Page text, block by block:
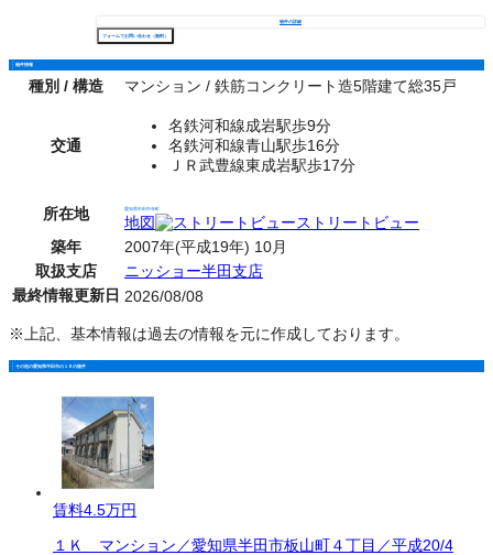
物件の詳細
フォームでお問い合わせ（無料）
物件情報
種別 / 構造 マンション / 鉄筋コンクリート造5階建て総35戸
交通
名鉄河和線成岩駅歩9分
名鉄河和線青山駅歩16分
ＪＲ武豊線東成岩駅歩17分
所在地 愛知県半田市寺町
地図
ストリートビュー
築年
2007年(平成19年) 10月
取扱支店
ニッショー半田支店
最終情報更新日 2026/08/08
※上記、基本情報は過去の情報を元に作成しております。
その他の愛知県半田市の１Ｒの物件
賃料4.5万円
１Ｋ マンション／愛知県半田市板山町４丁目／平成20/4